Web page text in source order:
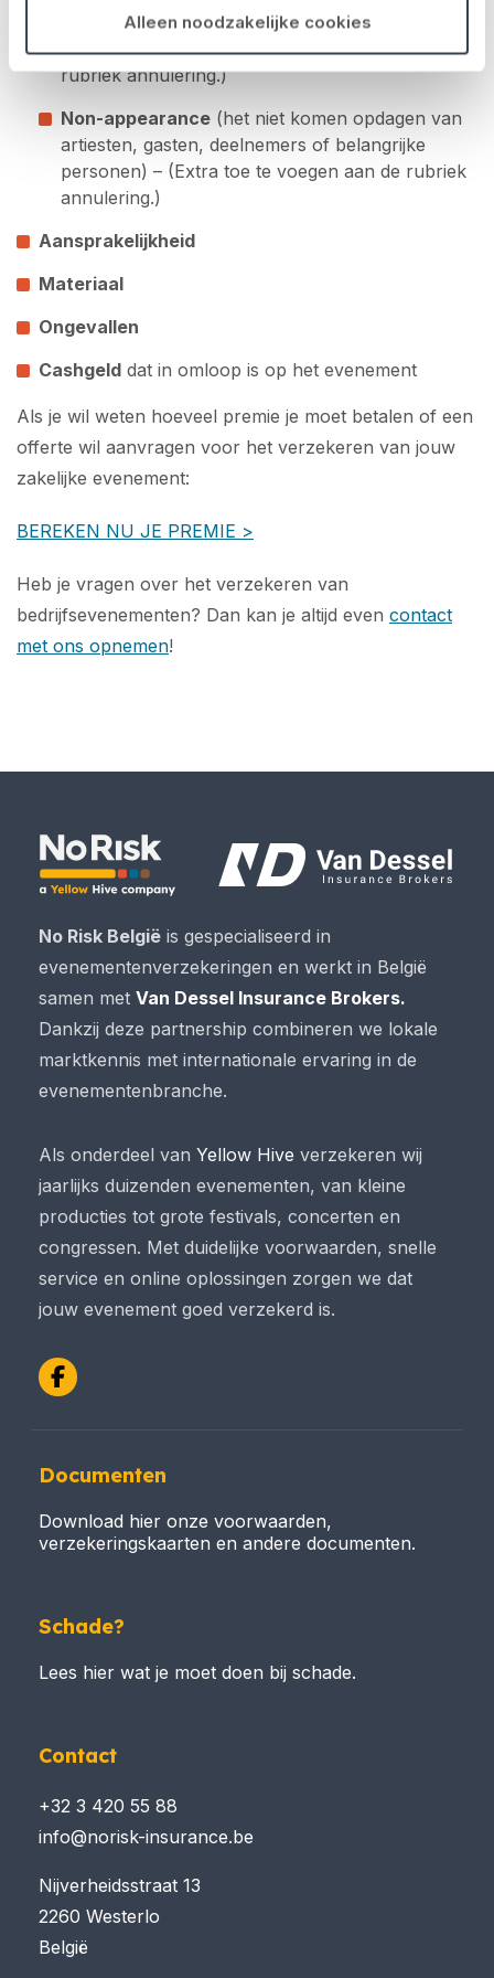
Alleen noodzakelijke cookies
Onkosten / annulering
Slecht weer– (Extra toe te voegen aan de
rubriek annulering.)
Non-appearance (het niet komen opdagen van
artiesten, gasten, deelnemers of belangrijke
personen) – (Extra toe te voegen aan de rubriek
annulering.)
Aansprakelijkheid
Materiaal
Ongevallen
Cashgeld dat in omloop is op het evenement
Als je wil weten hoeveel premie je moet betalen of een
offerte wil aanvragen voor het verzekeren van jouw
zakelijke evenement:
BEREKEN NU JE PREMIE >
Heb je vragen over het verzekeren van
bedrijfsevenementen? Dan kan je altijd even contact
met ons opnemen!
No Risk België is gespecialiseerd in
evenementenverzekeringen en werkt in België
samen met Van Dessel Insurance Brokers.
Dankzij deze partnership combineren we lokale
marktkennis met internationale ervaring in de
evenementenbranche.
Als onderdeel van Yellow Hive verzekeren wij
jaarlijks duizenden evenementen, van kleine
producties tot grote festivals, concerten en
congressen. Met duidelijke voorwaarden, snelle
service en online oplossingen zorgen we dat
jouw evenement goed verzekerd is.
Facebook
Documenten
Download hier onze voorwaarden,
verzekeringskaarten en andere documenten.
Schade?
Lees hier wat je moet doen bij schade.
Contact
+32 3 420 55 88
info@norisk-insurance.be
Nijverheidsstraat 13
2260 Westerlo
België